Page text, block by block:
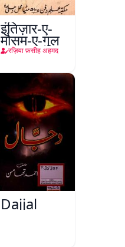
इंतिज़ार-ए-
मौसम-ए-गुल
रज़िया फ़सीह अहमद
Dajjal